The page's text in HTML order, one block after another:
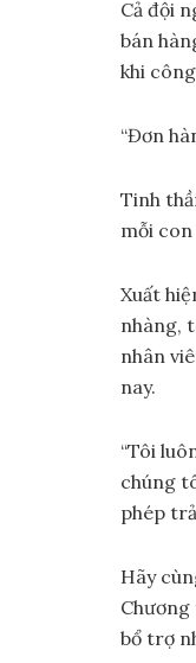
Cả đội
bán
khi
“Đơn
Tinh
mỗi
Xuất
nhàng,
nhân
nay.
“Tôi
chúng
phép
Hãy
bổ trợ